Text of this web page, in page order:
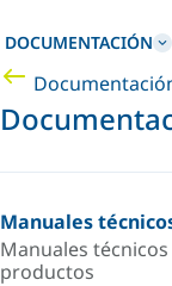
DOCUMENTACIÓN
Manuales
Manuales
productos